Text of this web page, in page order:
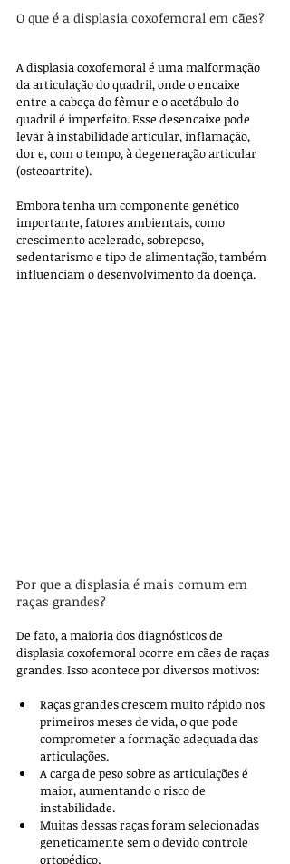
O que é a displasia coxofemoral em cães?
A displasia coxofemoral é uma malformação
da articulação do quadril, onde o encaixe
entre a cabeça do fêmur e o acetábulo do
quadril é imperfeito. Esse desencaixe pode
levar à instabilidade articular, inflamação,
dor e, com o tempo, à degeneração articular
(osteoartrite).
Embora tenha um componente genético
importante, fatores ambientais, como
crescimento acelerado, sobrepeso,
sedentarismo e tipo de alimentação, também
influenciam o desenvolvimento da doença.
Por que a displasia é mais comum em
raças grandes?
De fato, a maioria dos diagnósticos de
displasia coxofemoral ocorre em cães de raças
grandes. Isso acontece por diversos motivos:
Raças grandes crescem muito rápido nos
primeiros meses de vida, o que pode
comprometer a formação adequada das
articulações.
A carga de peso sobre as articulações é
maior, aumentando o risco de
instabilidade.
Muitas dessas raças foram selecionadas
geneticamente sem o devido controle
ortopédico.